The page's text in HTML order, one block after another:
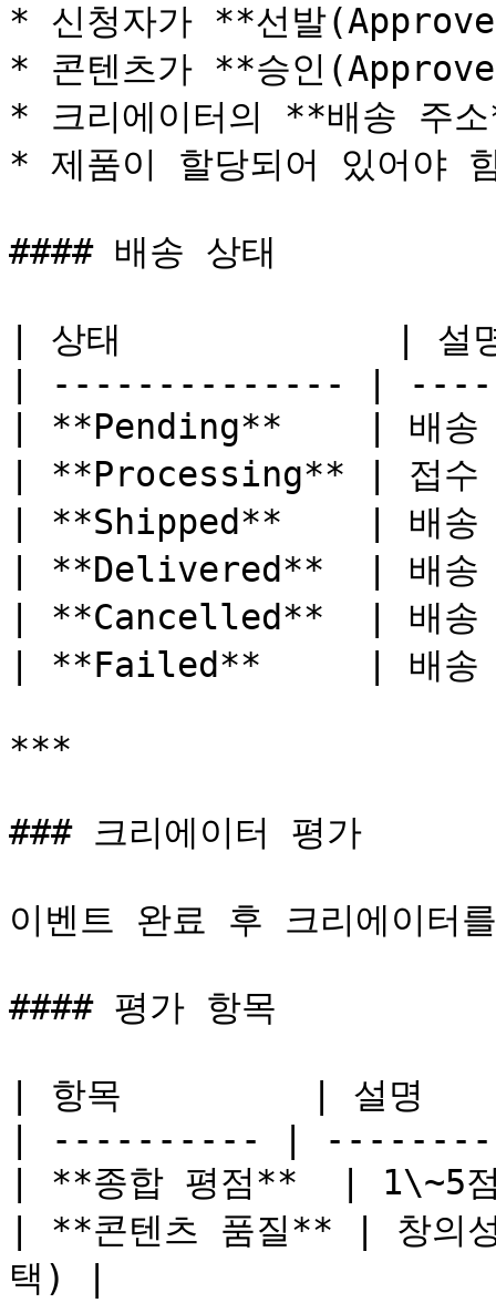
* 신청자가 **선발
* 콘텐츠가 **승인
* 크리에이터의 **배송 주
* 제품이 할당되어 있어야
#### 배송 상태
| 상태             | 설
| -------------- |
| **Pending**    | 배송
| **Processing** | 접수
| **Shipped**    | 배
| **Delivered**  | 배송
| **Cancelled**  | 배송
| **Failed**     | 배송
***
### 크리에이터 평가
이벤트 완료 후 크리에이터
#### 평가 항목
| 항목         | 설
| ---------- |
| **종합 평점**  |
| **콘텐츠 품질** | 창의
택) |